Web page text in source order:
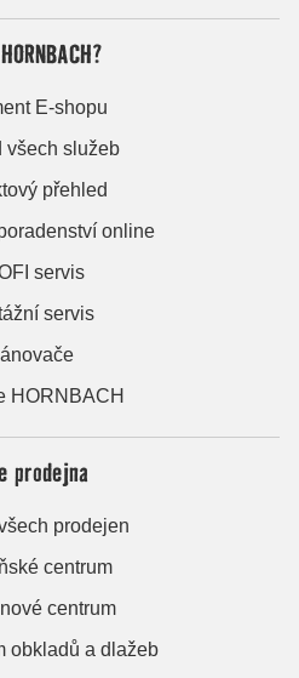
E-shopu
všech služeb
přehled
online
servis
servis
HORNBACH
prodejna
prodejen
centrum
centrum
obkladů a dlažeb